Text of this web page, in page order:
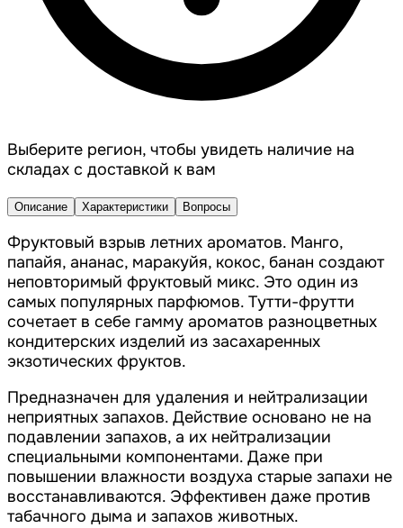
Выберите регион, чтобы увидеть наличие на
складах с доставкой к вам
Описание Характеристики Вопросы
Фруктовый взрыв летних ароматов. Манго,
папайя, ананас, маракуйя, кокос, банан создают
неповторимый фруктовый микс. Это один из
самых популярных парфюмов. Тутти-фрутти
сочетает в себе гамму ароматов разноцветных
кондитерских изделий из засахаренных
экзотических фруктов.
Предназначен для удаления и нейтрализации
неприятных запахов. Действие основано не на
подавлении запахов, а их нейтрализации
специальными компонентами. Даже при
повышении влажности воздуха старые запахи не
восстанавливаются. Эффективен даже против
табачного дыма и запахов животных.